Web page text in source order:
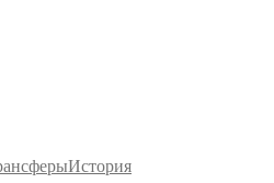
История